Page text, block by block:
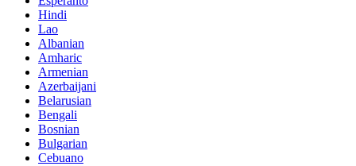
Hindi
Lao
Albanian
Amharic
Armenian
Azerbaijani
Belarusian
Bengali
Bosnian
Bulgarian
Cebuano